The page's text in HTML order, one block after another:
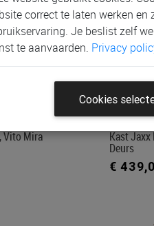
Vito Mira Kast
Deurs
€
correct te laten werken en
Je beslist zelf
te aanvaarden. Privacy
Cookies